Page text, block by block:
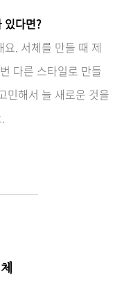
있다면?
. 서체를 만들 때 제
다른 스타일로 만들
민해서 늘 새로운 것을